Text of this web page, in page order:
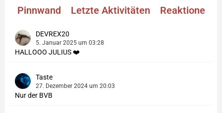
Pinnwand Letzte Aktivitäten Reaktionen
DEVREX20
5. Januar 2025 um 03:28
HALLOOO JULIUS ❤️
Taste
27. Dezember 2024 um 20:03
Nur der BVB